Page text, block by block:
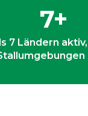
7+
7 Ländern